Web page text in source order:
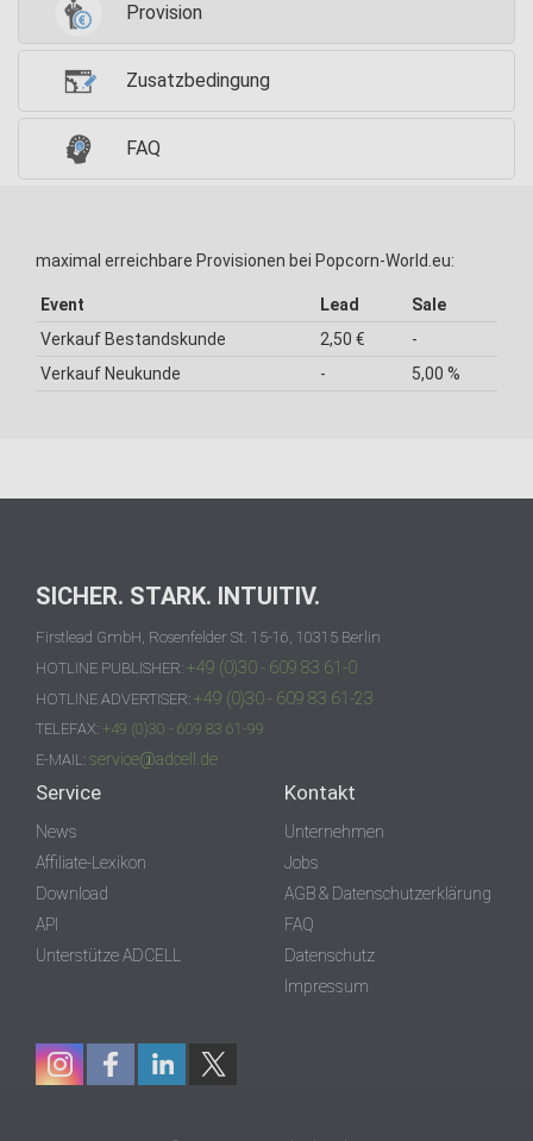
Provision
Zusatzbedingung
FAQ
maximal erreichbare Provisionen bei Popcorn-World.eu:
Event Lead
Sale
Verkauf Bestandskunde
2,50 €
-
Verkauf Neukunde
- 5,00 %
SICHER. STARK. INTUITIV.
Firstlead GmbH, Rosenfelder St. 15-16, 10315 Berlin
HOTLINE PUBLISHER: +49 (0)30 - 609 83 61-0
HOTLINE ADVERTISER: +49 (0)30 - 609 83 61-23
TELEFAX: +49 (0)30 - 609 83 61-99
E-MAIL: service@adcell.de
Service
News
Affiliate-Lexikon
Download
API
Unterstütze ADCELL
Kontakt
Unternehmen
Jobs
AGB & Datenschutzerklärung
FAQ
Datenschutz
Impressum